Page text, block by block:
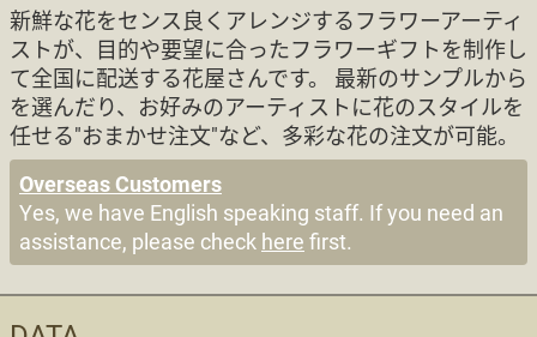
新鮮な花をセンス良くアレンジするフラワーアーティ
ストが、目的や要望に合ったフラワーギフトを制作し
て全国に配送する花屋さんです。 最新のサンプルから
を選んだり、お好みのアーティストに花のスタイルを
任せる"おまかせ注文"など、多彩な花の注文が可能。
Overseas Customers
Yes, we have English speaking staff. If you need an
assistance, please check here first.